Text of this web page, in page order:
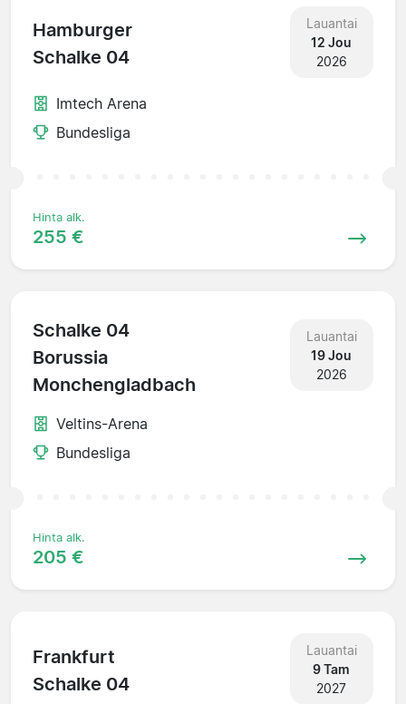
Hamburger
Schalke 04
Lauantai
12 Jou
2026
Imtech Arena
Bundesliga
Hinta alk.
255 €
Schalke 04
Borussia
Monchengladbach
Lauantai
19 Jou
2026
Veltins-Arena
Bundesliga
Hinta alk.
205 €
Frankfurt
Schalke 04
Lauantai
9 Tam
2027